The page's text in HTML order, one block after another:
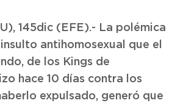
145dic (EFE).- La polémica
antihomosexual que el
de los Kings de
hace 10 días contra los
expulsado, generó que